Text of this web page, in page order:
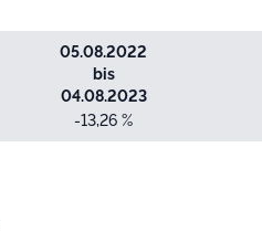
05.08.2022
bis
04.08.2023
-13,26 %